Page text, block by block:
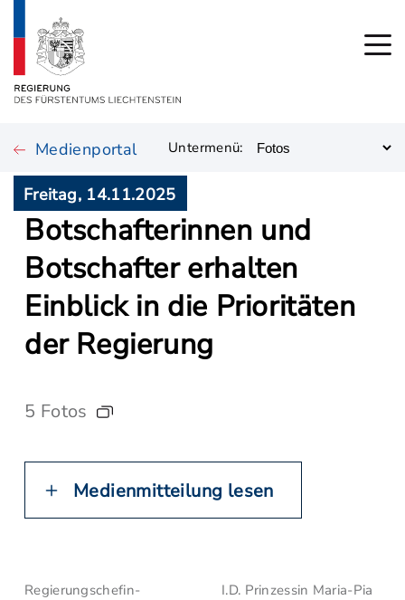
Medienportal Untermenü:
Freitag, 14.11.2025
Botschafterinnen und
Botschafter erhalten
Einblick in die Prioritäten
der Regierung
5 Fotos
Medienmitteilung lesen
Regierungschefin-
I.D. Prinzessin Maria-Pia